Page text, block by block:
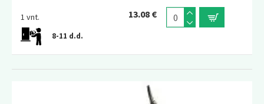
1 vnt.
8-11 d.d.
13.08 €